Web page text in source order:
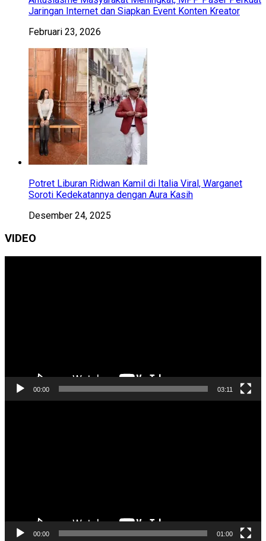
Jaringan Internet dan Siapkan Event Konten Kreator
Februari 23, 2026
Potret Liburan Ridwan Kamil di Italia Viral, Warganet
Soroti Kedekatannya dengan Aura Kasih
Desember 24, 2025
VIDEO
00:00 03:11
00:00 01:00